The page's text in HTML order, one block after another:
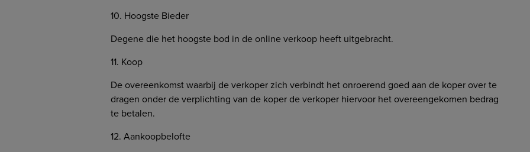
10. Hoogste Bieder
Degene die het hoogste bod in de online verkoop heeft uitgebracht.
11. Koop
De overeenkomst waarbij de verkoper zich verbindt het onroerend goed aan de koper over te
dragen onder de verplichting van de koper de verkoper hiervoor het overeengekomen bedrag
te betalen.
12. Aankoopbelofte